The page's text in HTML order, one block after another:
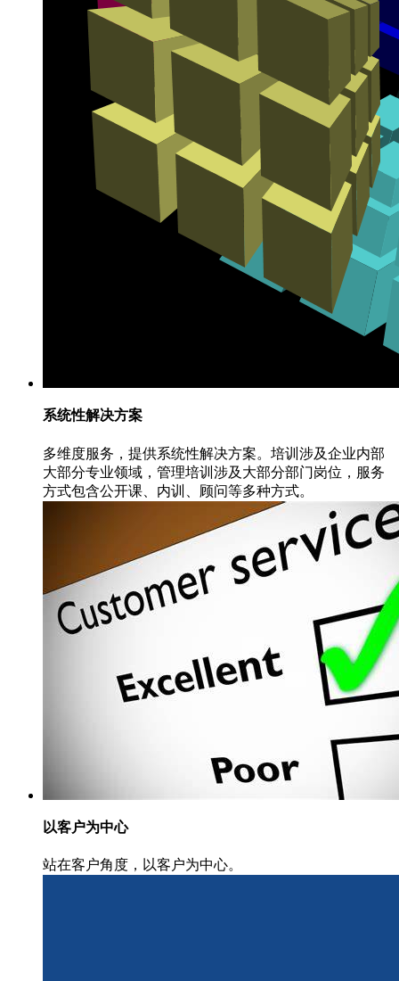
系统性解决方案
多维度服务，提供系统性解决方案。培训涉及企业内部
大部分专业领域，管理培训涉及大部分部门岗位，服务
方式包含公开课、内训、顾问等多种方式。
以客户为中心
站在客户角度，以客户为中心。